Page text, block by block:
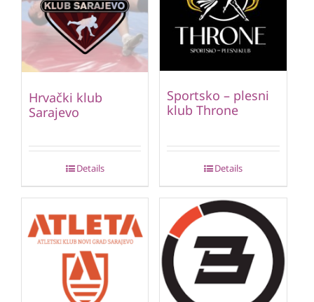
Hrvački klub
Sarajevo
Details
Sportsko – plesni
klub Throne
Details